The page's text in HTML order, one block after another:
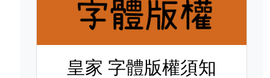
皇家 字體版權須知